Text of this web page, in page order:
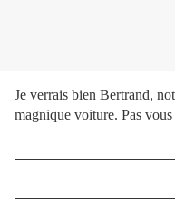
Je verrais bien Bertrand,
magnique voiture. Pas vous